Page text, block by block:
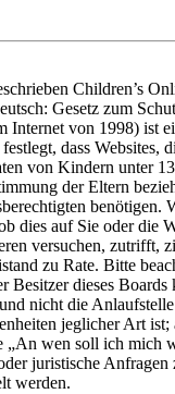
Children’s
Gesetz zum
Internet von 1998) ist
dass Websites,
von Kindern unter
der Eltern
benötigen.
dies auf Sie oder die
versuchen, zutrifft,
zu Rate. Bitte
Besitzer dieses Boards
nicht die
jeglicher Art ist;
„An wen soll ich mich
juristische Anfragen
werden.